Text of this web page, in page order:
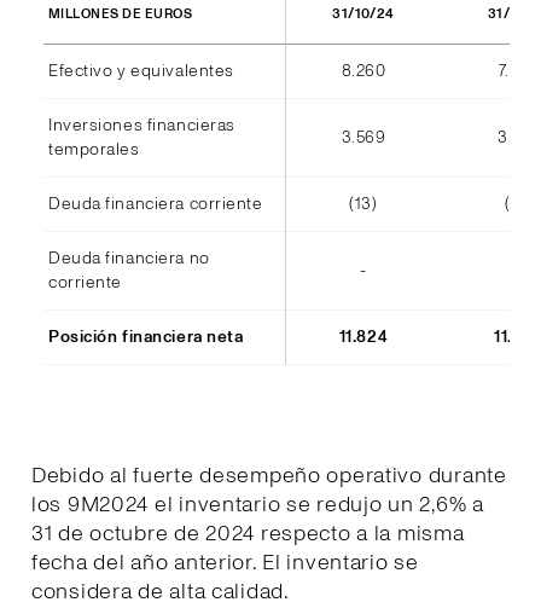
MILLONES DE EUROS 31/10/24 31/10/
Efectivo y equivalentes 8.260 7.940
Inversiones financieras
temporales
3.569 3.555
Deuda financiera corriente (13) (14)
Deuda financiera no
corriente
-
Posición financiera neta 11.824
Debido al fuerte desempeño operativo durante
los 9M2024 el inventario se redujo un 2,6% a
31 de octubre de 2024 respecto a la misma
fecha del año anterior. El inventario se
considera de alta calidad.